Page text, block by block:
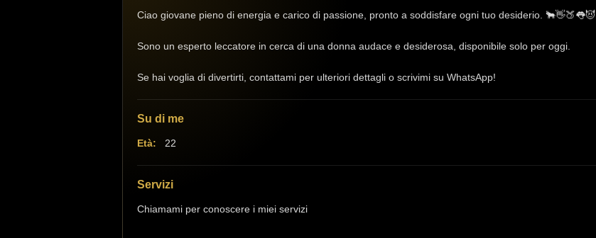
Ciao giovane pieno di energia e carico di passione, pronto a soddisfare ogni tuo desiderio. 🐂👋🍑👅😈
Sono un esperto leccatore in cerca di una donna audace e desiderosa, disponibile solo per oggi.
Se hai voglia di divertirti, contattami per ulteriori dettagli o scrivimi su WhatsApp!
Su di me
Età: 22
Servizi
Chiamami per conoscere i miei servizi